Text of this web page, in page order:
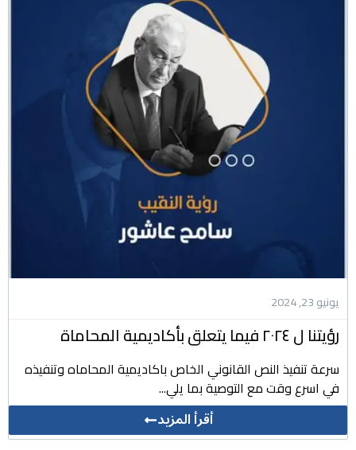
يونيو 23, 2024
رؤيتنا ل ٢٠٢٤ فيما يتعلق بأكاديمية المحاماة
سرعة تنفيذ النص القانوني الخاص باكاديمية المحاماه وتنفيذه
في اسرع وقت مع التوصية بما يلي...
أقرأ المزيد